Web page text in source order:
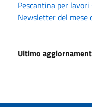
Pescantina per lavori
Newsletter del mese
Ultimo